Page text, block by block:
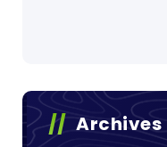
Archives